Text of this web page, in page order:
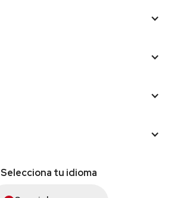
Selecciona tu idioma